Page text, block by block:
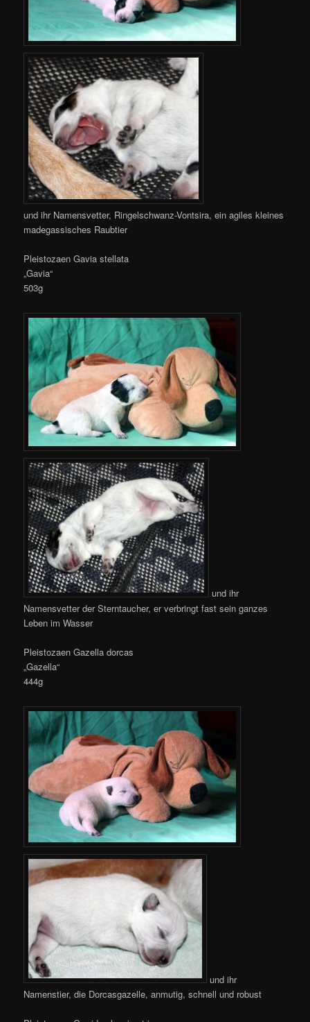
und ihr Namensvetter, Ringelschwanz-Vontsira, ein agiles kleines
madegassisches Raubtier
Pleistozaen Gavia stellata
„Gavia“
503g
und ihr
Namensvetter derSterntaucher, er verbringt fast sein ganzes
Leben im Wasser
Pleistozaen Gazella dorcas
„Gazella“
444g
und ihr
Namenstier, die Dorcasgazelle, anmutig, schnell und robust